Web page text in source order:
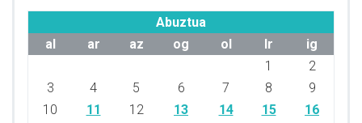
Abuztua
al
ar az og ol lr
ig
1
2
3
4 5 6 7 8
9
10
11 12 13 14 15
16